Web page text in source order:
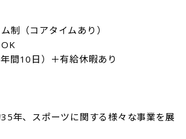
制（コアタイムあり）
間10日）＋有給休暇あり
年、スポーツに関する様々な事業を展